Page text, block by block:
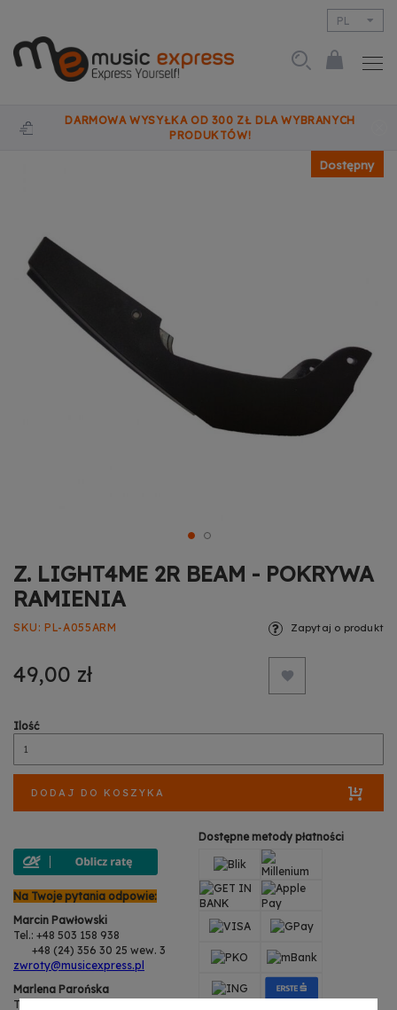
PL
DARMOWA WYSYŁKA OD 300 ZŁ DLA WYBRANYCH
PRODUKTÓW!
Dostępny
Z. LIGHT4ME 2R BEAM - POKRYWA
RAMIENIA
SKU PL-A055ARM
49,00 zł
Zapytaj o produkt
Ilość
DODAJ DO KOSZYKA
Na Twoje pytania odpowie:
Marcin Pawłowski
Tel.: +48 503 158 938
+48 (24) 356 30 25 wew. 3
zwroty@musicexpress.pl
Marlena Parońska
Tel.: +48 503 158 938
Dostępne metody płatności